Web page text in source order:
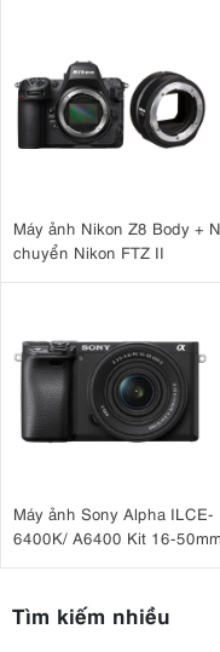
Nhằm tối ưu hóa quy trình
Canon R50 tích hợp chế
các bối cảnh ánh sáng
thuật toán tối ưu để xuất ra
Advanced A+ Macro:
ảnh, đảm bảo mọi
Advanced A+ Night
rung tay, kiểm soát
Máy ảnh Nikon Z8 Body +
chuyển Nikon FTZ II
Máy ảnh Sony Alpha ILCE-
6400K/ A6400 Kit 16-50mm
Tìm kiếm nhiều